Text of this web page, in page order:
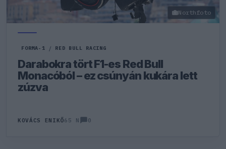
Northfoto
FORMA-1 / RED BULL RACING
Darabokra tört F1-es Red Bull
Monacóból – ez csúnyán kukára lett
zúzva
KOVÁCS ENIKŐ65 N 0